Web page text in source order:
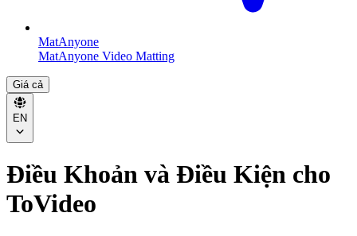
MatAnyone
MatAnyone Video Matting
Giá cả
EN
Điều Khoản và Điều Kiện cho
ToVideo